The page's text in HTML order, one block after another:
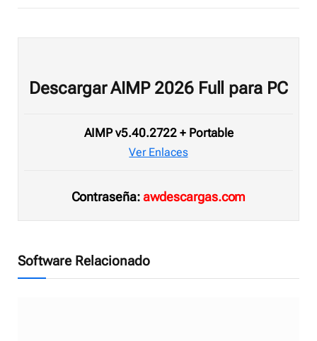
Descargar AIMP 2026 Full para PC
AIMP v5.40.2722 + Portable
Ver Enlaces
Contraseña:awdescargas.com
Software Relacionado